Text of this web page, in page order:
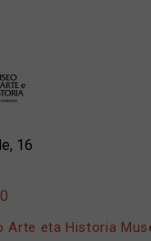
16
Arte eta Historia